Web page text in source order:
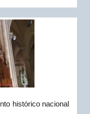
histórico nacional